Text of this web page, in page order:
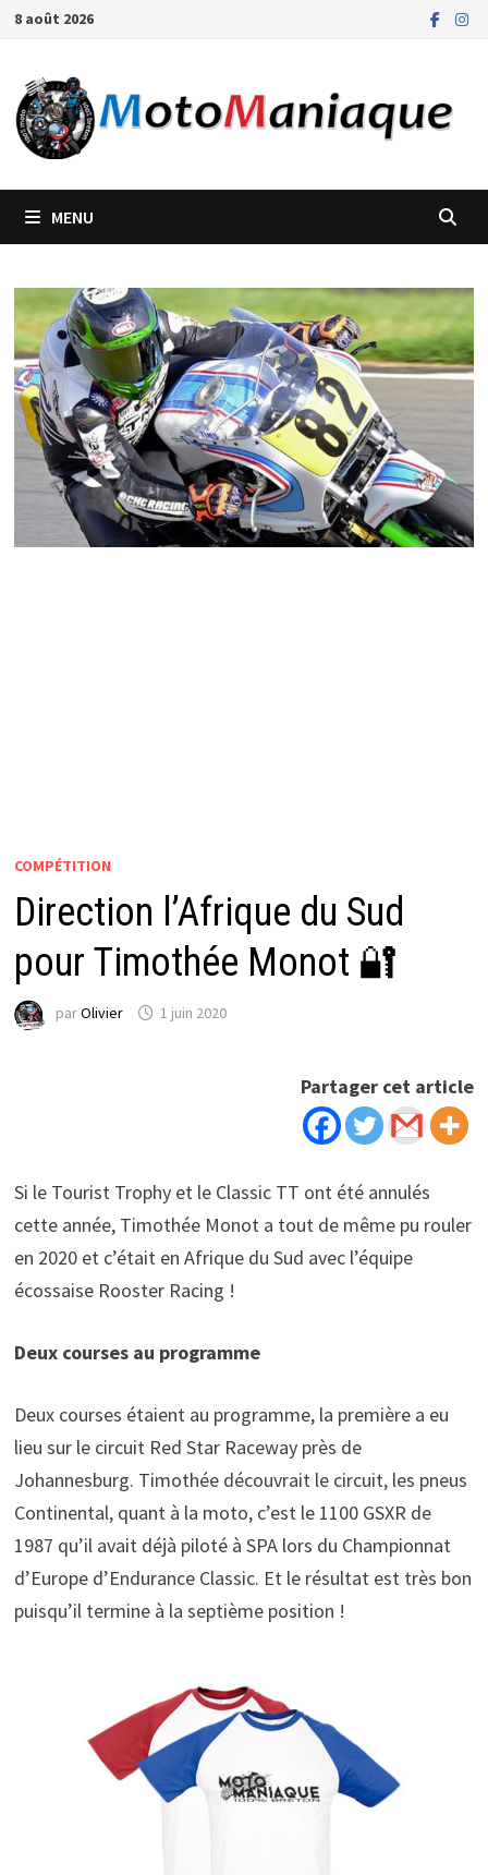
Passer
contenu
8 août 2026
MENU
COMPÉTITION
Direction l’Afrique du Sud
pour Timothée Monot 🔐
parOlivier 1 juin 2020
Partager cet article
Si le Tourist Trophy et le Classic TT ont été annulés
cette année, Timothée Monot a tout de même pu rouler
en 2020 et c’était en Afrique du Sud avec l’équipe
écossaise Rooster Racing !
Deux courses au programme
Deux courses étaient au programme, la première a eu
lieu sur le circuit Red Star Raceway près de
Johannesburg. Timothée découvrait le circuit, les pneus
Continental, quant à la moto, c’est le 1100 GSXR de
1987 qu’il avait déjà piloté à SPA lors du Championnat
d’Europe d’Endurance Classic. Et le résultat est très bon
puisqu’il termine à la septième position !